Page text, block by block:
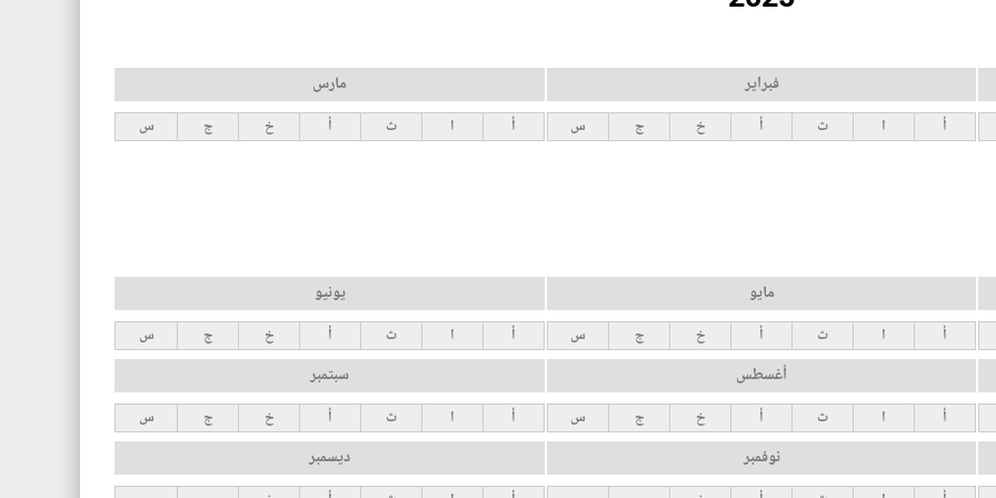
فبراير
أ ا ث أ خ ج س
مارس
أ ا ث أ خ ج س
مايو
أ ا ث أ خ ج س
يونيو
أ ا ث أ خ ج س
أغسطس
أ ا ث أ خ ج س
سبتمبر
أ ا ث أ خ ج س
نوفمبر ديسمبر